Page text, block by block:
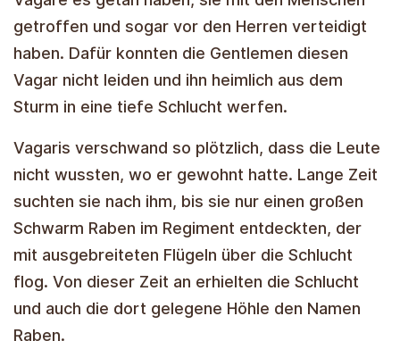
getroffen und sogar vor den Herren verteidigt
haben. Dafür konnten die Gentlemen diesen
Vagar nicht leiden und ihn heimlich aus dem
Sturm in eine tiefe Schlucht werfen.
Vagaris verschwand so plötzlich, dass die Leute
nicht wussten, wo er gewohnt hatte. Lange Zeit
suchten sie nach ihm, bis sie nur einen großen
Schwarm Raben im Regiment entdeckten, der
mit ausgebreiteten Flügeln über die Schlucht
flog. Von dieser Zeit an erhielten die Schlucht
und auch die dort gelegene Höhle den Namen
Raben.